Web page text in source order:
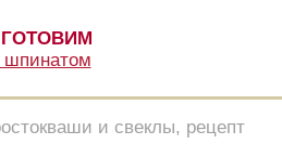
шпинатом
и свеклы, рецепт